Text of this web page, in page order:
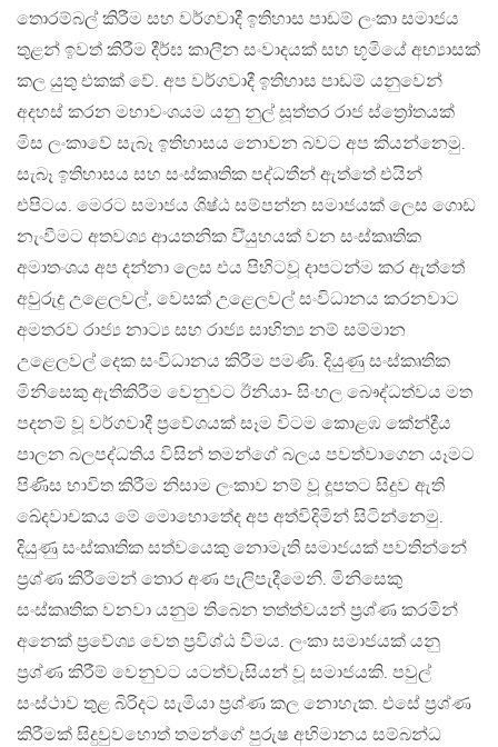
තොරම්බල් කිරීම සහ වර්ගවාදී ඉතිහාස පාඩම් ලංකා සමාජය
තුළන් ඉවත් කිරීම දීර්ඝ කාලීන සංවාදයක් සහ භූමියේ අභ්‍යාසක්
කල යුතු එකක් වේ. අප වර්ගවාදී ඉතිහාස පාඩම් යනුවෙන්
අදහස් කරන මහාවංශයම යනු නුල් සූත්තර රාජ ස්ත්‍රෝතයක්
මිස ලංකාවේ සැබෑ ඉතිහාසය නොවන බවට අප කියන්නෙමු.
සැබෑ ඉතිහාසය සහ සංස්කෘතික පද්ධතීන් ඇත්තේ එයින්
එපිටය. මෙරට සමාජය ශිෂ්ඨ සම්පන්න සමාජයක් ලෙස ගොඩ
නැංවීමට අතවශ්‍ය ආයතනික වි්‍යුහයක් වන සංස්කෘතික
අමාතංශය අප දන්නා ලෙස එය පිහිටවූ දාපටන්ම කර ඇත්තේ
අවුරුදු උළෙලවල්, වෙසක් උළෙලවල් සංවිධානය කරනවාට
අමතරව රාජ්‍ය නාට්‍ය සහ රාජ්‍ය සාහිත්‍ය නම් සම්මාන
උළෙලවල් දෙක සංවිධානය කිරීම පමණි. දියුණු සංස්කෘතික
මිනිසෙකු ඇතිකිරීම වෙනුවට ඊනියා- සිංහල බෞද්ධත්වය මත
පදනම් වූ වර්ගවාදී ප්‍රවේශයක් සෑම විටම කොළඹ කේන්ද්‍රීය
පාලන බලපද්ධතිය විසින් තමන්ගේ බලය පවත්වාගෙන යෑමට
පිණිස භාවිත කිරීම නිසාම ලංකාව නම් වූ දූපතට සිදුව ඇති
ඛේදවාචකය මේ මොහොතේද අප අත්විදිමින් සිටින්නෙමු.
දියුණු සංස්කෘතික ​සත්වයෙකු නොමැති සමාජයක් පවතින්නේ
ප්‍රශ්ණ කිරීමෙන් තොර අණ පැලිපැදීමෙනි. මිනිසෙකු
සංස්කෘතික වනවා යනුම තිබෙන තත්ත්වයන් ප්‍රශ්ණ කරමින්
අනෙක් ප්‍රවේශ්‍ය වෙත ප්‍රවිශ්ඨ වීමය. ලංකා සමාජයක් යනු
ප්‍රශ්ණ කිරීම් වෙනුවට යටත්වැසියන් වූ සමාජයකි. පවුල්
සංස්ථාව තුළ බිරිදට සැමියා ප්‍රශ්ණ කල නොහැක. එසේ ප්‍රශ්ණ
කිරීමක් සිදුවුවහොත් තමන්ගේ පුරුෂ අභිමානය සම්බන්ධ